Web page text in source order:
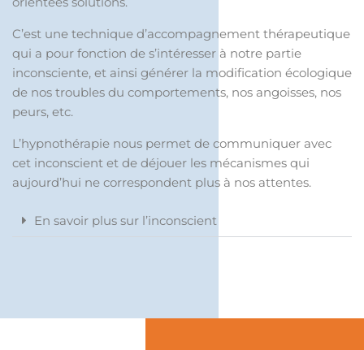
C’est une technique d’accompagnement thérapeutique
qui a pour fonction de s’intéresser à notre partie
inconsciente, et ainsi générer la modification écologique
de nos troubles du comportements, nos angoisses, nos
peurs, etc.
L’hypnothérapie nous permet de communiquer avec
cet inconscient et de déjouer les mécanismes qui
aujourd’hui ne correspondent plus à nos attentes.
En savoir plus sur l’inconscient